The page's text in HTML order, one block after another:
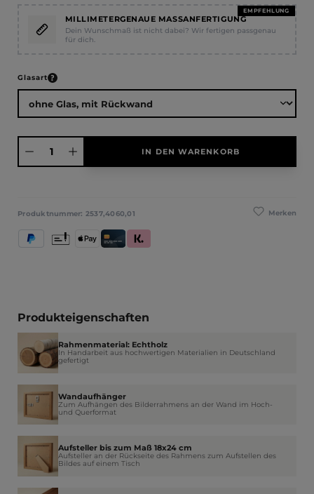
EMPFEHLUNG
MILLIMETERGENAUE MASSANFERTIGUNG
Dein Wunschmaß ist nicht dabei? Wir fertigen passgenau
für dich.
Glasartauswählen
IN DEN WARENKORB
Merken
Produktnummer: 2537,4060,01
PayPal Apple PayKredit- und Debitkarte
Klarna (Rechnung / Ratenkauf / Sofort)
Vorkasse
Produkteigenschaften
Rahmenmaterial: Echtholz
In Handarbeit aus hochwertigen Materialien in Deutschland
gefertigt
Wandaufhänger
Zum Aufhängen des Bilderrahmens an der Wand im Hoch-
und Querformat
Aufsteller bis zum Maß 18x24 cm
Aufsteller an der Rückseite des Rahmens zum Aufstellen des
Bildes auf einem Tisch